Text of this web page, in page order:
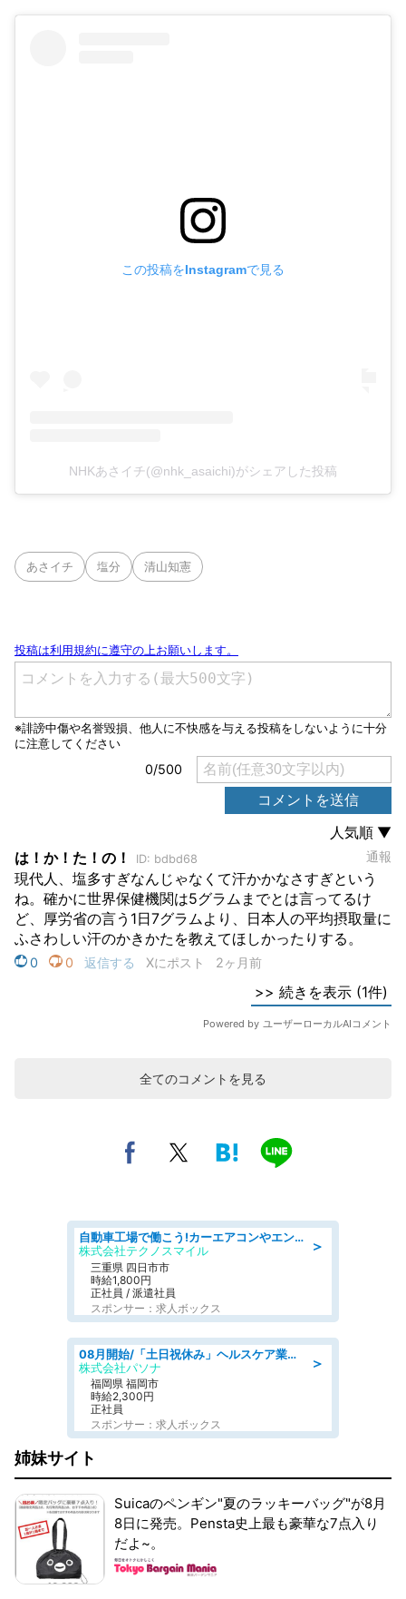
この投稿をInstagramで見る
NHKあさイチ(@nhk_asaichi)がシェアした投稿
あさイチ 塩分 清山知憲
全てのコメントを見る
＞
自動車工場で働こう!カーエアコンやエンジンの製造・加工業務/寮完備 denso aichi
株式会社テクノスマイル
三重県 四日市市
時給1,800円
正社員 / 派遣社員
スポンサー：求人ボックス
＞
08月開始/「土日祝休み」ヘルスケア業界の産業保健師/高時給/未経験OK/要資格:保健師、正看護師
株式会社パソナ
福岡県 福岡市
時給2,300円
正社員
スポンサー：求人ボックス
姉妹サイト
Suicaのペンギン"夏のラッキーバッグ"が8月
8日に発売。Pensta史上最も豪華な7点入り
だよ~。